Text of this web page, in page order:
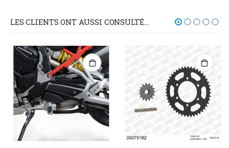
LES CLIENTS ONT AUSSI CONSULTÉ…